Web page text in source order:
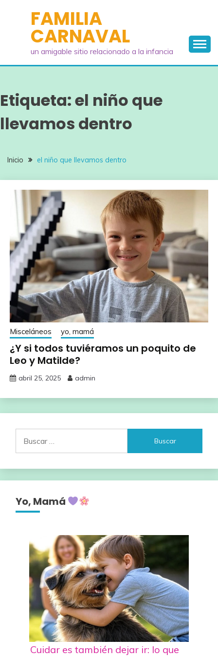
contenidoFAMILIA
CARNAVAL
un amigable sitio relacionado a la infancia
Etiqueta:el niño que
llevamos dentro
Inicio el niño que llevamos dentro
Misceláneos yo, mamá
¿Y si todos tuviéramos un poquito de
Leo y Matilde?
abril 25, 2025 admin
Yo, Mamá
Cuidar es también dejar ir: lo que